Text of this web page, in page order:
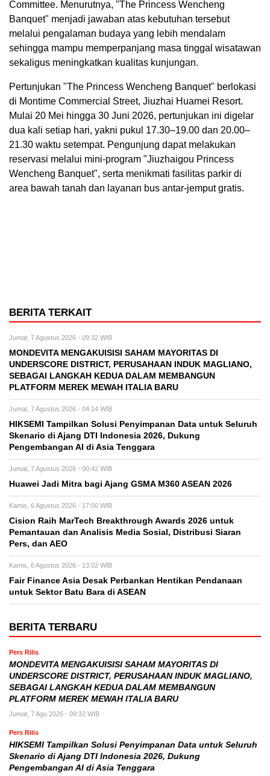
Committee. Menurutnya, "The Princess Wencheng
Banquet" menjadi jawaban atas kebutuhan tersebut
melalui pengalaman budaya yang lebih mendalam
sehingga mampu memperpanjang masa tinggal wisatawan
sekaligus meningkatkan kualitas kunjungan.
Pertunjukan "The Princess Wencheng Banquet" berlokasi
di Montime Commercial Street, Jiuzhai Huamei Resort.
Mulai 20 Mei hingga 30 Juni 2026, pertunjukan ini digelar
dua kali setiap hari, yakni pukul 17.30–19.00 dan 20.00–
21.30 waktu setempat. Pengunjung dapat melakukan
reservasi melalui mini-program "Jiuzhaigou Princess
Wencheng Banquet", serta menikmati fasilitas parkir di
area bawah tanah dan layanan bus antar-jemput gratis.
BERITA TERKAIT
Jumat, 7 Agustus 2026 - 09:32 WIB
MONDEVITA MENGAKUISISI SAHAM MAYORITAS DI
UNDERSCORE DISTRICT, PERUSAHAAN INDUK MAGLIANO,
SEBAGAI LANGKAH KEDUA DALAM MEMBANGUN
PLATFORM MEREK MEWAH ITALIA BARU
Jumat, 7 Agustus 2026 - 04:14 WIB
HIKSEMI Tampilkan Solusi Penyimpanan Data untuk Seluruh
Skenario di Ajang DTI Indonesia 2026, Dukung
Pengembangan AI di Asia Tenggara
Jumat, 7 Agustus 2026 - 00:42 WIB
Huawei Jadi Mitra bagi Ajang GSMA M360 ASEAN 2026
Kamis, 6 Agustus 2026 - 17:00 WIB
Cision Raih MarTech Breakthrough Awards 2026 untuk
Pemantauan dan Analisis Media Sosial, Distribusi Siaran
Pers, dan AEO
Kamis, 6 Agustus 2026 - 13:02 WIB
Fair Finance Asia Desak Perbankan Hentikan Pendanaan
untuk Sektor Batu Bara di ASEAN
BERITA TERBARU
Pers Rilis
MONDEVITA MENGAKUISISI SAHAM MAYORITAS DI
UNDERSCORE DISTRICT, PERUSAHAAN INDUK MAGLIANO,
SEBAGAI LANGKAH KEDUA DALAM MEMBANGUN
PLATFORM MEREK MEWAH ITALIA BARU
Jumat, 7 Agu 2026 - 09:32 WIB
Pers Rilis
HIKSEMI Tampilkan Solusi Penyimpanan Data untuk Seluruh
Skenario di Ajang DTI Indonesia 2026, Dukung
Pengembangan AI di Asia Tenggara